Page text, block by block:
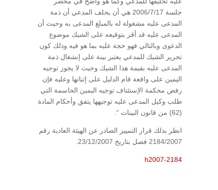
جلسة 2006/7/17 هي أن يحلف المدعي أن ذمة
المدعى عليه مشغولة له بالمبلغ المدعى به وحيث أن
المدعى عليه قد أقر بتوقيعه على الشيك موضوع
الدعوى وبالتالي فهو حجة عليه بما هو فيه وذلك كون
تحرير الشيك للمدعي يعتبر بينة على إنشغال ذمة
المدعى عليه بقيمة هذا الشيك وحيث لا يجوز توجيه
اليمين على واقعة قام الدليل على إثباتها وعليه فإن
رفض محكمة الإستئناف توجيه اليمين الحاسمة التي
طلب وكيل المدعى عليه توجيهها يتفق وأحكام المادة
(62) من قانون البينات “.
انظر بذلك قرار التمييز الصادر عن الهيئة العادية رقم
2184/2007 فصل بتاريخ 23/12/2007.
h2007-2184